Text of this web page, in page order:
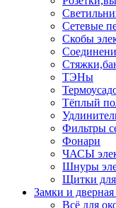
Сетевые
Скобы
ТЭНы
Тёплый
Фильтры
Фонари
ЧАСЫ
Шнуры
Щитки для
Замки и
Всё для